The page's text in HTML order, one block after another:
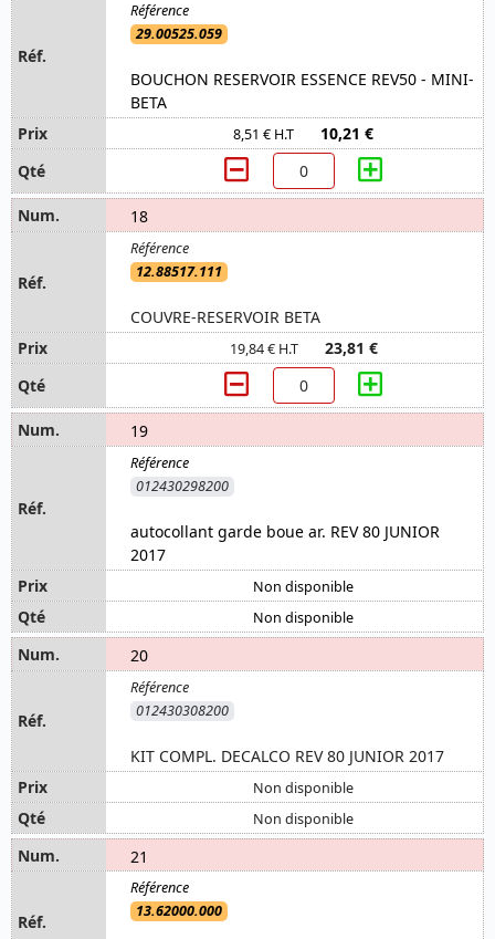
29.00525.059
BOUCHON RESERVOIR ESSENCE REV50 - MINI-
BETA
8,51 € H.T 10,21 €
18
12.88517.111
COUVRE-RESERVOIR BETA
19,84 € H.T 23,81 €
19
012430298200
autocollant garde boue ar. REV 80 JUNIOR
2017
Non disponible
Non disponible
20
012430308200
KIT COMPL. DECALCO REV 80 JUNIOR 2017
Non disponible
Non disponible
21
13.62000.000